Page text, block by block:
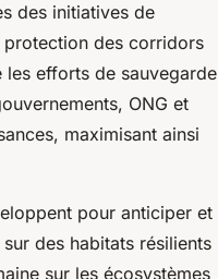
des initiatives de
des corridors
les efforts de sauvegarde
ONG et
maximisant ainsi
pour anticiper et
des habitats résilients
sur les écosystèmes